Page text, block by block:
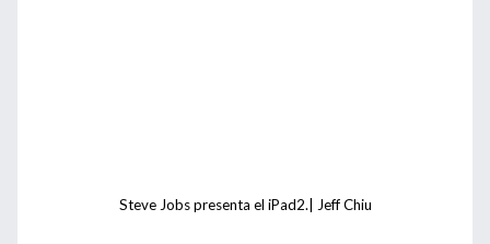
Steve Jobs presenta el iPad2.| Jeff Chiu